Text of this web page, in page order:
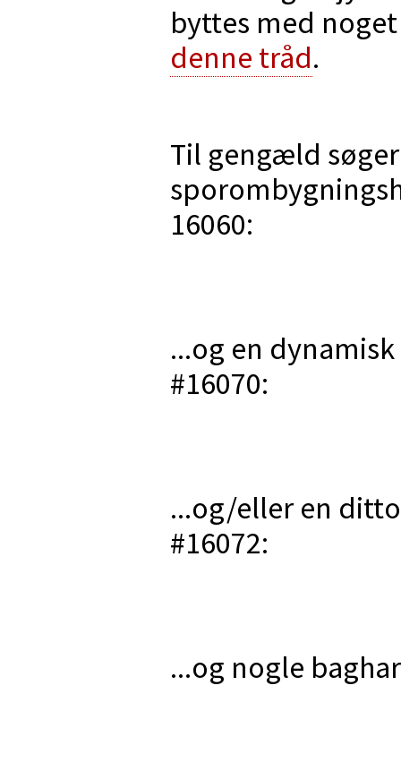
byttes med
denne tråd.
Til gengæld
16060:
...og en
#16070:
...og/eller en
#16072:
...og nogle